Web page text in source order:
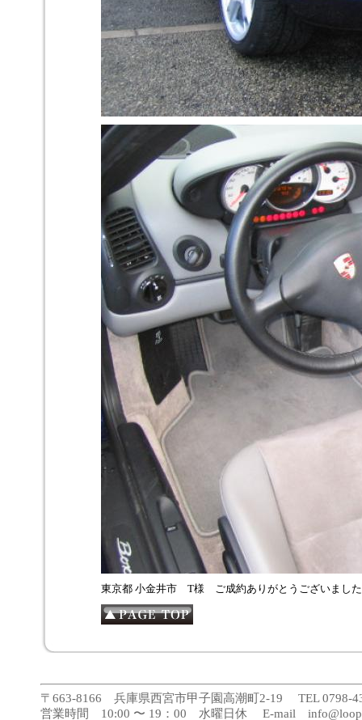
東京都 小金井市 T様 ご成約ありがとうございまし
〒663-8166 兵庫県西宮市甲子園高潮町2-19 TEL 0798-
営業時間 10:00 〜 19：00 水曜日休 E-mail